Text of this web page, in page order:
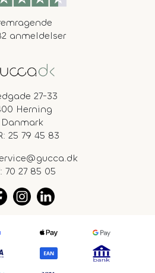
anmeldelser
27-33
Herning
Danmark
25 79 45 83
70 27 85 05